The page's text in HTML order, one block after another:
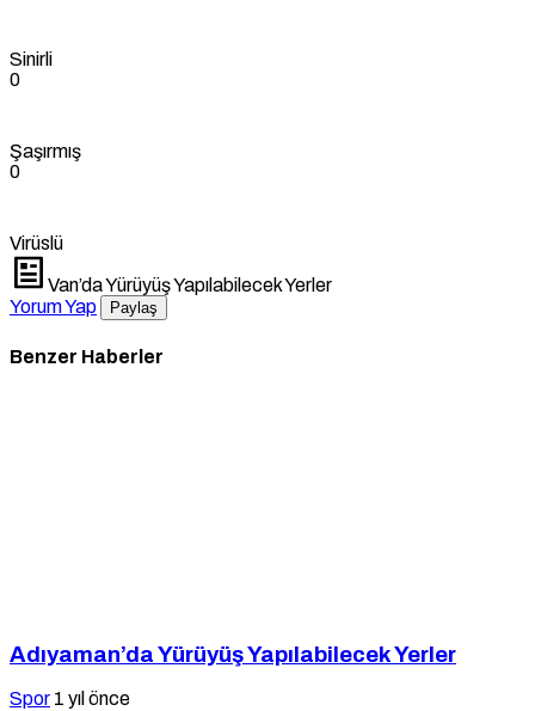
Sinirli
0
Şaşırmış
0
Virüslü
Van’da Yürüyüş Yapılabilecek Yerler
Yorum Yap
Paylaş
Benzer Haberler
Adıyaman’da Yürüyüş Yapılabilecek Yerler
Spor 1 yıl önce